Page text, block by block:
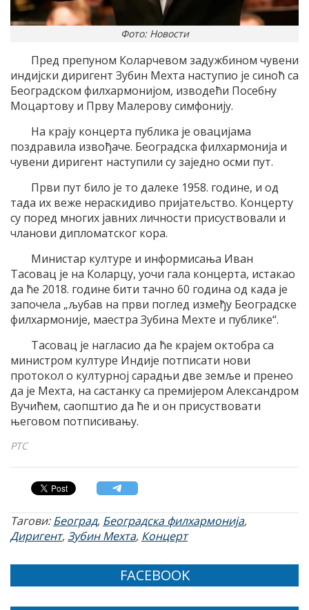
Фото: Новости
Пред препуном Коларчевом задужбином чувени
индијски диригент Зубин Мехта наступио је синоћ са
Београдском филхармонијом, изводећи Посебну
Моцартову и Прву Малерову симфонију.
На крају концерта публика је овацијама
поздравила извођаче. Београдска филхармонија и
чувени диригент наступили су заједно осми пут.
Први пут било је то далеке 1958. године, и од
тада их веже нераскидиво пријатељство. Концерту
су поред многих јавних личности присуствовали и
чланови дипломатског кора.
Министар културе и информисања Иван
Тасовац је на Коларцу, уочи гала концерта, истакао
да ће 2018. године бити тачно 60 година од када је
започела „љубав на први поглед између Београдске
филхармоније, маестра Зубина Мехте и публике“.
Тасовац је нагласио да ће крајем октобра са
министром културе Индије потписати нови
протокол о културној сарадњи две земље и пренео
да је Мехта, на састанку са премијером Александром
Вучићем, саопштио да ће и он присуствовати
његовом потписивању.
РТС
Тагови:Београд, Београдска филхармонија,
Диригент,Зубин Мехта, Концерт
FACEBOOK